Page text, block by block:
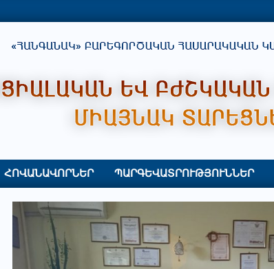
Primary
ՀՈՎԱՆԱՎՈՐՆԵՐ ՊԱՐԳԵՎԱՏՐՈՒԹՅՈՒՆՆԵՐ